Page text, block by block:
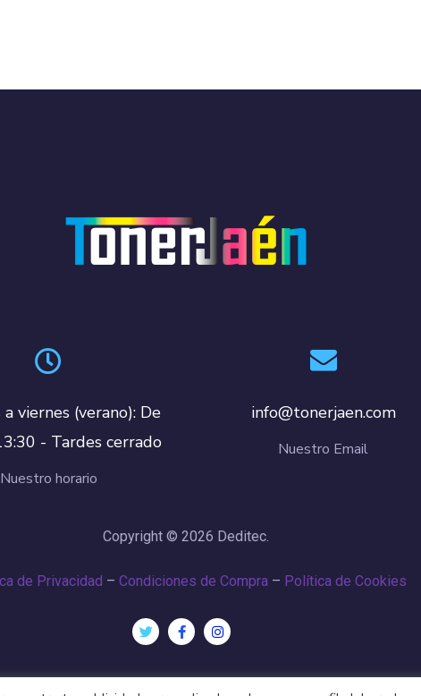
viernes (verano): De
- Tardes cerrado
Nuestro horario
info@tonerjaen.com
Nuestro Email
Copyright © 2026 Deditec.
de Privacidad – Condiciones de Compra– Política de Cookies